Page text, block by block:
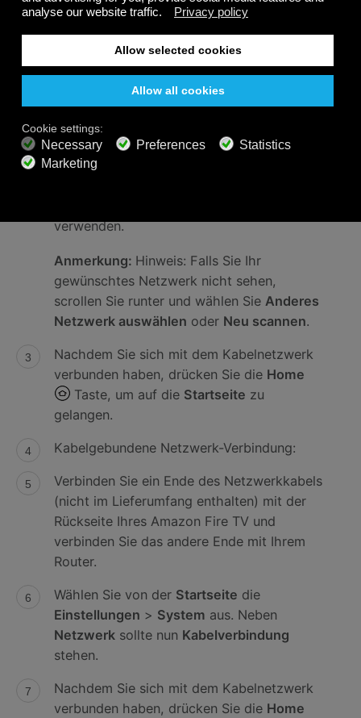
WLAN-Netzwerke in Ihrer Umgebung,
deren Netzwerkname übermittelt wird.
Während einige Netzwerke allen
offenstehen, benötigen andere ein
Kennwort, um sich zu verbinden.
Wählen Sie unter
ein Drahtlosnetzwerk und geben Sie das
Passwort mit der Bildschirmtastatur ein
verwenden.
Anmerkung: Hinweis: Falls Sie Ihr
gewünschtes Netzwerk nicht sehen,
scrollen Sie runter und wählen Sie Anderes
Netzwerk auswählen oder Neu scannen.
Nachdem Sie sich mit dem Kabelnetzwerk
verbunden haben, drücken Sie die Home
Taste, um auf die Startseite zu
gelangen.
Kabelgebundene Netzwerk-Verbindung:
Verbinden Sie ein Ende des Netzwerkkabels
(nicht im Lieferumfang enthalten) mit der
Rückseite Ihres Amazon Fire TV und
verbinden Sie das andere Ende mit Ihrem
Router.
Wählen Sie von der Startseite die
Einstellungen > System aus. Neben
Netzwerksollte nun Kabelverbindung
stehen.
Nachdem Sie sich mit dem Kabelnetzwerk
verbunden haben, drücken Sie die Home